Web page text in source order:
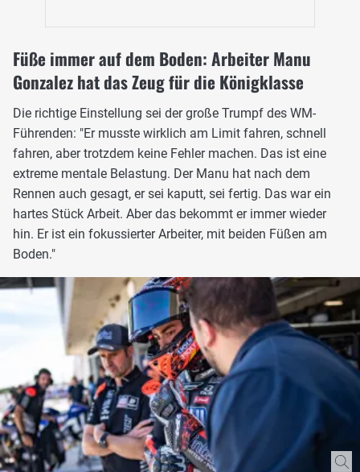
Füße immer auf dem Boden: Arbeiter Manu
Gonzalez hat das Zeug für die Königklasse
Die richtige Einstellung sei der große Trumpf des WM-
Führenden: "Er musste wirklich am Limit fahren, schnell
fahren, aber trotzdem keine Fehler machen. Das ist eine
extreme mentale Belastung. Der Manu hat nach dem
Rennen auch gesagt, er sei kaputt, sei fertig. Das war ein
hartes Stück Arbeit. Aber das bekommt er immer wieder
hin. Er ist ein fokussierter Arbeiter, mit beiden Füßen am
Boden."